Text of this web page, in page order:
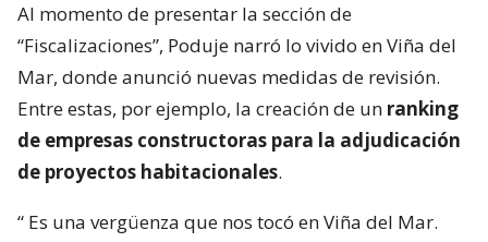
Al momento de presentar la sección de
“Fiscalizaciones”, Poduje narró lo vivido en Viña del
Mar, donde anunció nuevas medidas de revisión.
Entre estas, por ejemplo, la creación de un ranking
de empresas constructoras para la adjudicación
de proyectos habitacionales.
“ Es una vergüenza que nos tocó en Viña del Mar.